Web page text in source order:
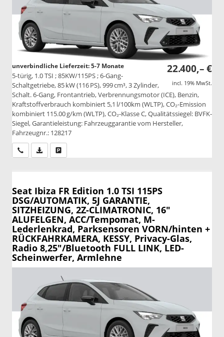
22.400,– €
incl. 19% MwSt.
unverbindliche Lieferzeit: 5-7 Monate
5-türig, 1.0 TSI ; 85KW/115PS ; 6-Gang-
Schaltgetriebe, 85 kW (116 PS), 999 cm³, 3 Zylinder,
Schalt. 6-Gang, Frontantrieb, Verbrennungsmotor (ICE), Benzin,
Kraftstoffverbrauch kombiniert 5,1 l/100km (WLTP), CO₂-Emission
kombiniert 115.00 g/km (WLTP), CO₂-Klasse C, Qualitätssiegel: BVFK-
Siegel, Garantieleistung: Fahrzeuggarantie vom Hersteller,
Fahrzeugnr.: 128217
Wir rufen Sie anPDF-Datei, Fahrzeugexposé drucken
Seat Ibiza FR Edition 1.0 TSI 115PS
DSG/AUTOMATIK, 5J GARANTIE,
SITZHEIZUNG, 2Z-CLIMATRONIC, 16"
ALUFELGEN, ACC/Tempomat, M-
Lederlenkrad, Parksensoren VORN/hinten +
RÜCKFAHRKAMERA, KESSY, Privacy-Glas,
Radio 8,25"/Bluetooth FULL LINK, LED-
Scheinwerfer, Armlehne